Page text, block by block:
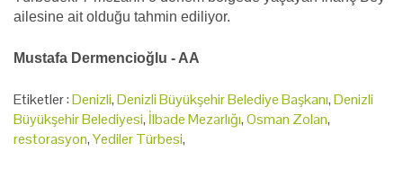
ailesine ait olduğu tahmin ediliyor.
Mustafa Dermencioğlu - AA
Etiketler :Denizli,Denizli Büyükşehir Belediye Başkanı,Denizli
Büyükşehir Belediyesi, İlbade Mezarlığı,Osman Zolan,
restorasyon,Yediler Türbesi,